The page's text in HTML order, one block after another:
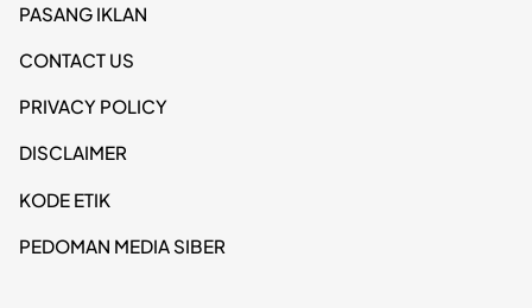
PASANG IKLAN
CONTACT US
PRIVACY POLICY
DISCLAIMER
KODE ETIK
PEDOMAN MEDIA SIBER